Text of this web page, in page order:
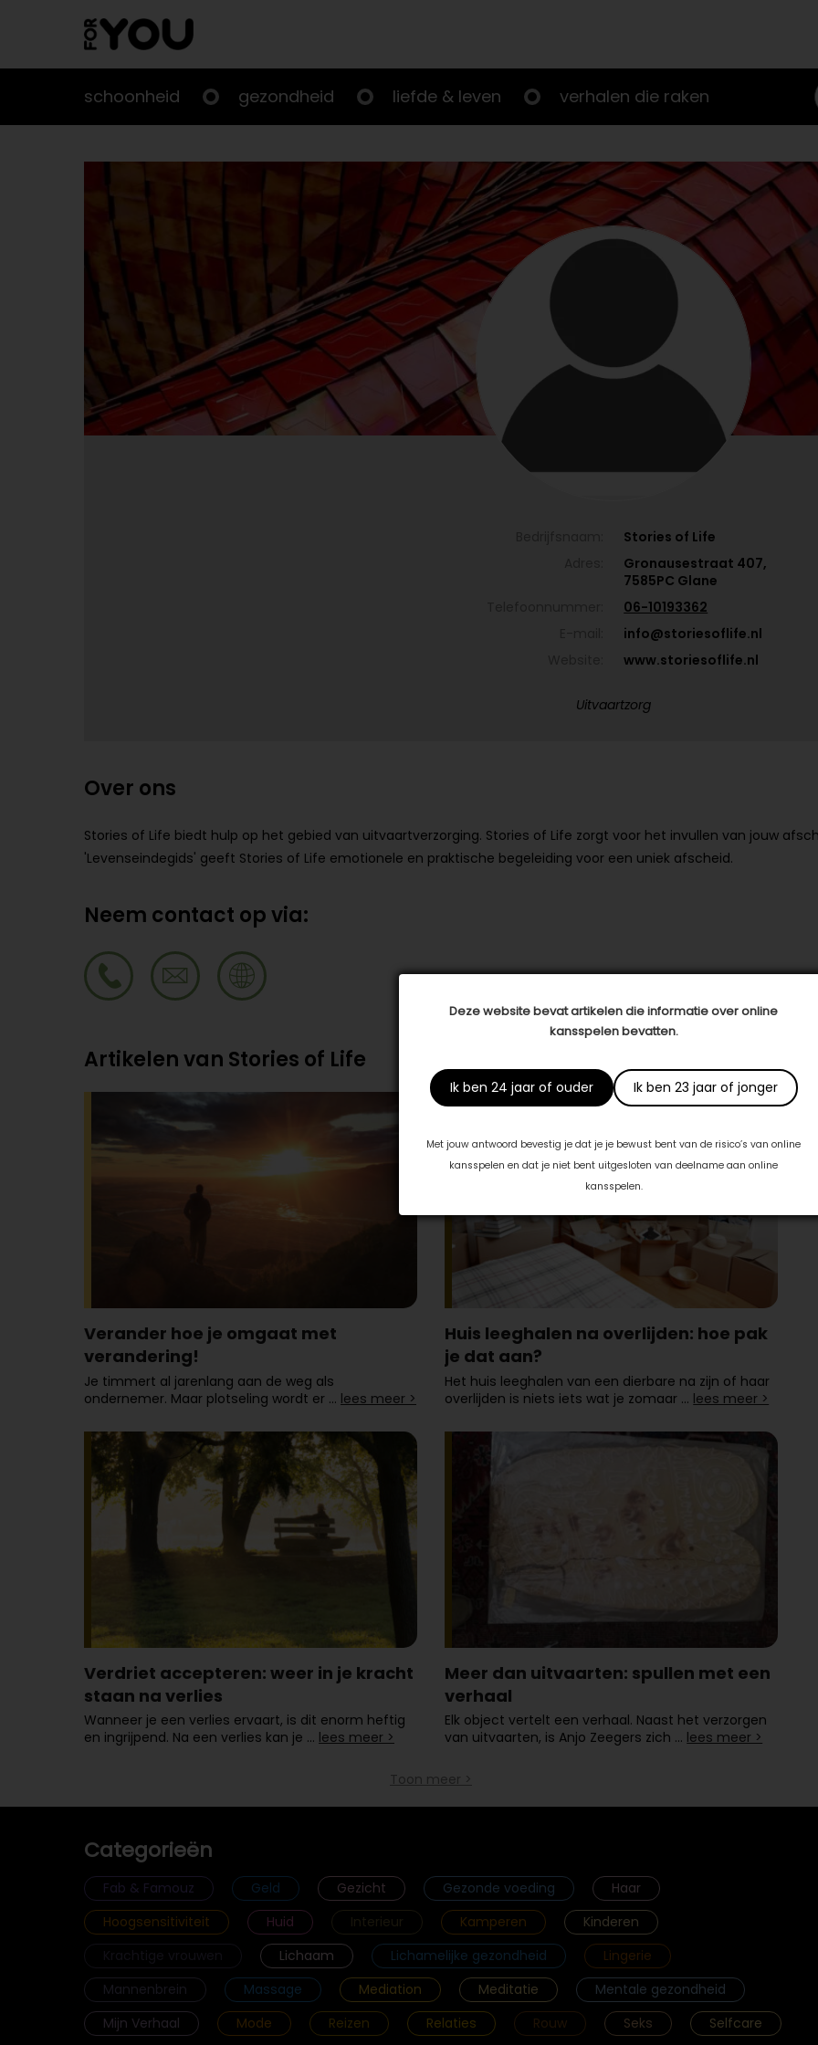
Deze website bevat artikelen die informatie over online
kansspelen bevatten.
Ik ben 24 jaar of ouder Ik ben 23 jaar of jonger
Met jouw antwoord bevestig je dat je je bewust bent van de risico’s van online
kansspelen en dat je niet bent uitgesloten van deelname aan online
kansspelen.
schoonheid gezondheid liefde & leven verhalen die raken
Stories of Life
Gronausestraat 407,
7585PC Glane
06-10193362
info@storiesoflife.nl
www.storiesoflife.nl
Uitvaartzorg
Over ons
Stories of Life biedt hulp op het gebied van uitvaartverzorging. Stories of Life zorgt voor het invullen van jouw
'Levenseindegids' geeft Stories of Life emotionele en praktische begeleiding voor een uniek afscheid.
Neem contact op via:
Artikelen van Stories of Life
Verander hoe je omgaat met
verandering!
Je timmert al jarenlang aan de weg als
ondernemer. Maar plotseling wordt er … lees meer >
Huis leeghalen na overlijden: hoe pak
je dat aan?
Het huis leeghalen van een dierbare na zijn of haar
overlijden is niets iets wat je zomaar … lees meer >
Verdriet accepteren: weer in je kracht
staan na verlies
Wanneer je een verlies ervaart, is dit enorm heftig
en ingrijpend. Na een verlies kan je … lees meer >
Meer dan uitvaarten: spullen met een
verhaal
Elk object vertelt een verhaal. Naast het verzorgen
van uitvaarten, is Anjo Zeegers zich … lees meer >
Toon meer >
Categorieën
Fab & Famouz Geld Gezicht Gezonde voeding
Haar
Hoogsensitiviteit
Huid Interieur Kamperen
Kinderen
Lichaam Lichamelijke gezondheid
Lingerie
Mannenbrein
Massage Mediation Meditatie
Mentale gezondheid
Mijn Verhaal
Mode Reizen Relaties Rouw Seks Selfcare